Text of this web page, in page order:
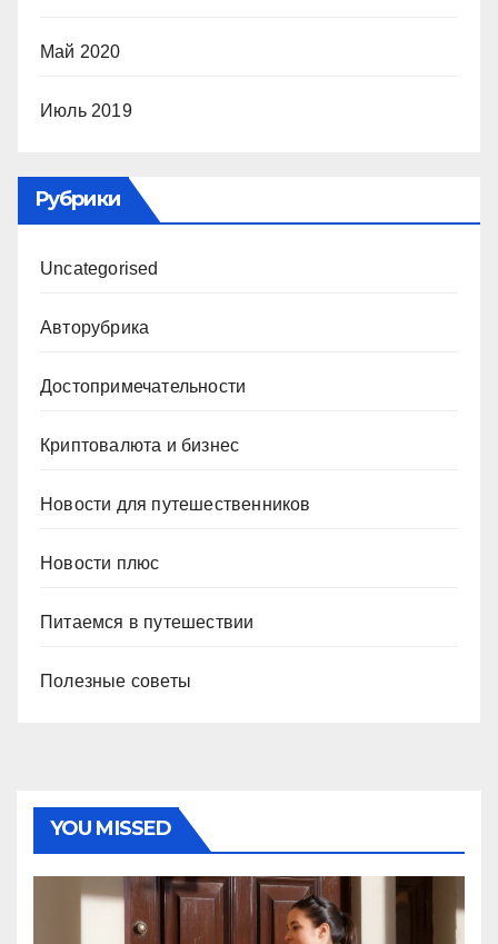
Май 2020
Июль 2019
Рубрики
Uncategorised
Авторубрика
Достопримечательности
Криптовалюта и бизнес
Новости для путешественников
Новости плюс
Питаемся в путешествии
Полезные советы
YOU MISSED